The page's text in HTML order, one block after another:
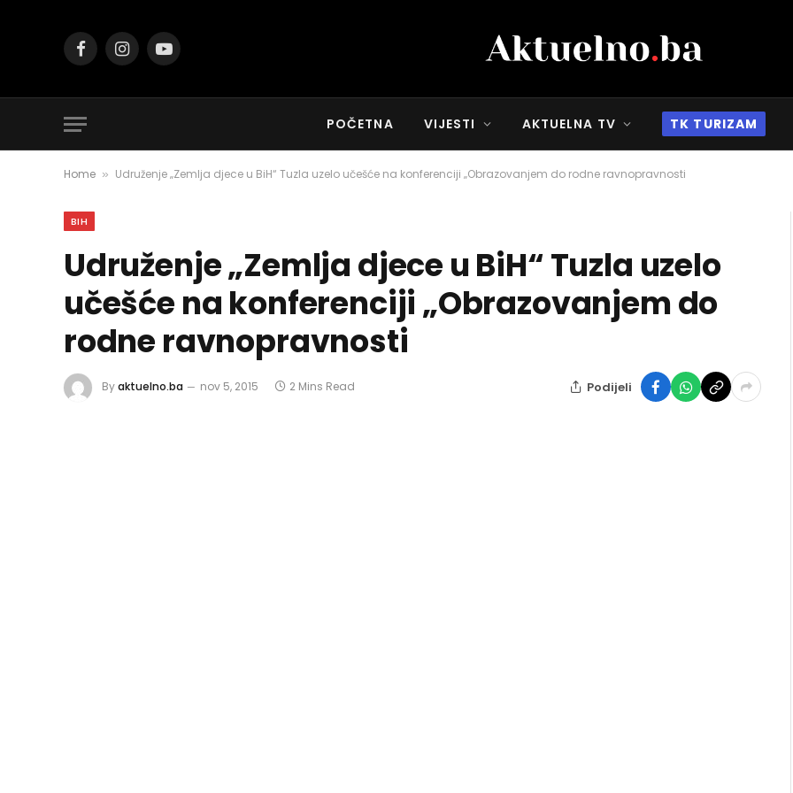
FacebookInstagramYouTube
POČETNA VIJESTI AKTUELNA TV TK TURIZAM
Home » Udruženje „Zemlja djece u BiH“ Tuzla uzelo učešće na konferenciji „Obrazovanjem do rodne ravnopravnosti
BIH
Udruženje „Zemlja djece u BiH“ Tuzla uzelo
učešće na konferenciji „Obrazovanjem do
rodne ravnopravnosti
Byaktuelno.ba nov 5, 2015 2 Mins Read Podijeli